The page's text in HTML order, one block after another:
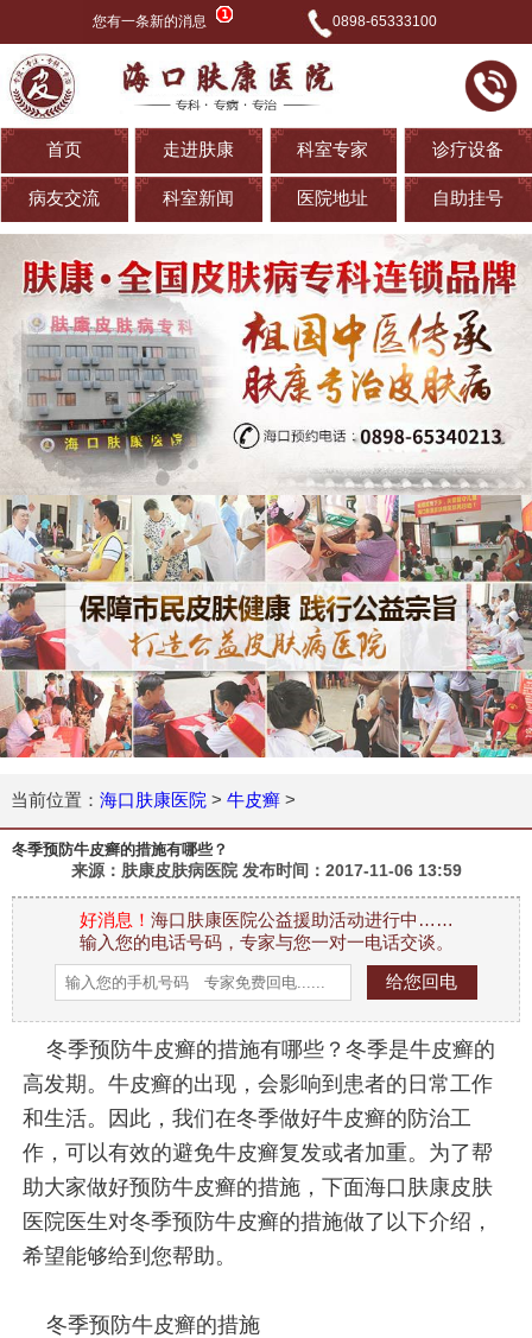
您有一条新的消息 0898-65333100
首页 走进肤康 科室专家 诊疗设备
病友交流 科室新闻 医院地址 自助挂号
当前位置： 海口肤康医院 > 牛皮癣>
冬季预防牛皮癣的措施有哪些？
来源：肤康皮肤病医院 发布时间： 2017-11-06 13:59
好消息！ 海口肤康医院公益援助活动进行中……
输入您的电话号码，专家与您一对一电话交谈。
冬季预防牛皮癣的措施有哪些？冬季是牛皮癣的
高发期。牛皮癣的出现，会影响到患者的日常工作
和生活。因此，我们在冬季做好牛皮癣的防治工
作，可以有效的避免牛皮癣复发或者加重。为了帮
助大家做好预防牛皮癣的措施，下面海口肤康皮肤
医院医生对冬季预防牛皮癣的措施做了以下介绍，
希望能够给到您帮助。
冬季预防牛皮癣的措施